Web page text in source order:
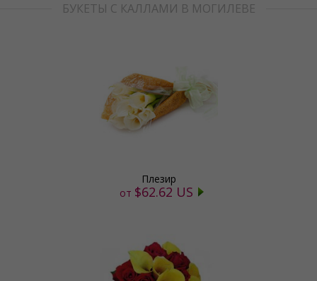
БУКЕТЫ С КАЛЛАМИ В МОГИЛЕВЕ
Плезир
от $62.62 US